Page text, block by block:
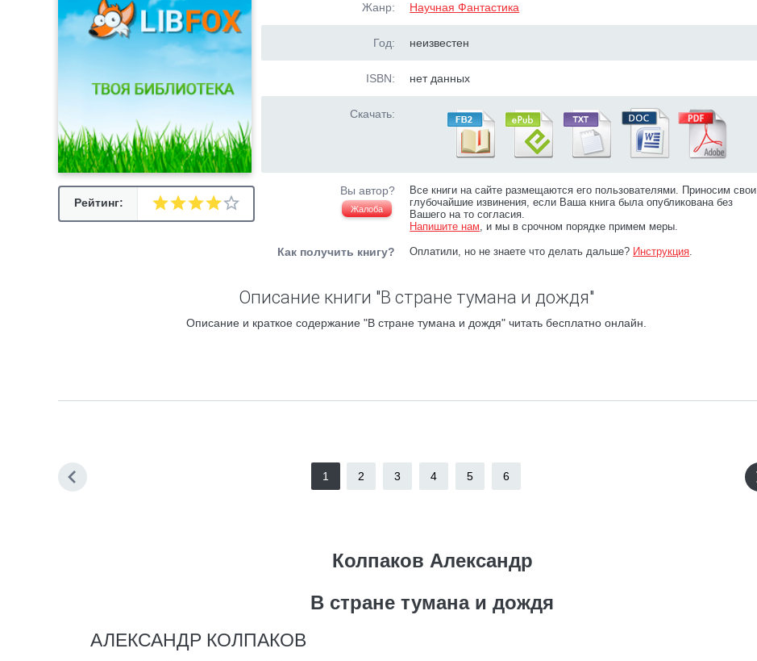
Рейтинг:
Жанр: Научная Фантастика
Год: неизвестен
ISBN: нет данных
Скачать:
Вы автор?
Жалоба
Все книги на сайте размещаются его пользователями. Приносим свои
глубочайшие извинения, если Ваша книга была опубликована без
Вашего на то согласия.
Напишите нам, и мы в срочном порядке примем меры.
Как получить книгу? Оплатили, но не знаете что делать дальше? Инструкция.
Описание книги "В стране тумана и дождя"
Описание и краткое содержание "В стране тумана и дождя" читать бесплатно онлайн.
1 2 3 4 5 6
Колпаков Александр
В стране тумана и дождя
АЛЕКСАНДР КОЛПАКОВ